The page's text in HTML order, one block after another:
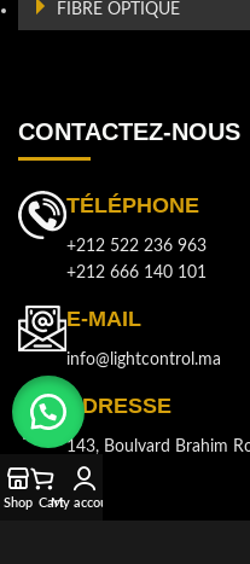
FIBRE OPTIQUE
CONTACTEZ-NOUS
TÉLÉPHONE
+212 522 236 963
+212 666 140 101
E-MAIL
info@lightcontrol.ma
ADRESSE
143, Boulvard Brahim
Shop CartMy account